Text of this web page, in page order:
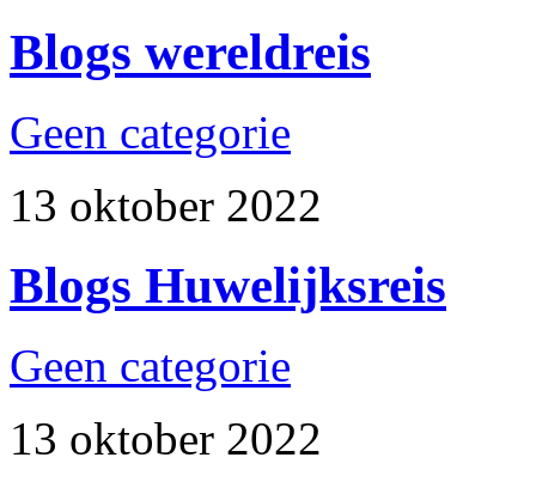
Blogs wereldreis
Geen categorie
13 oktober 2022
Blogs Huwelijksreis
Geen categorie
13 oktober 2022